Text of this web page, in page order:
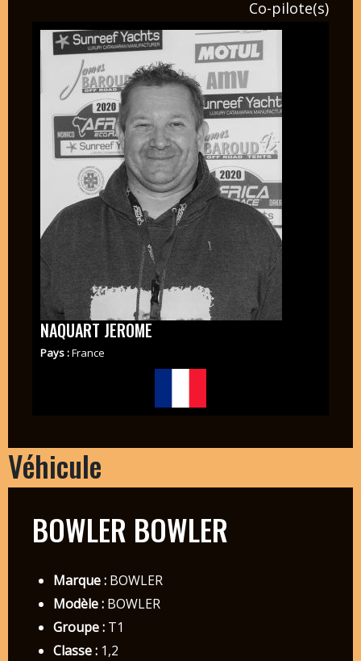
Co-pilote(s)
NAQUART JEROME
Pays :France
Véhicule
BOWLER BOWLER
Marque :BOWLER
Modèle :BOWLER
Groupe :T1
Classe :1,2